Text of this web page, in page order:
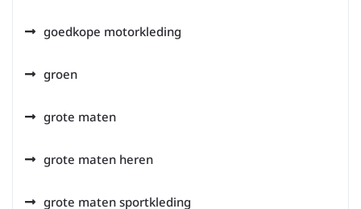
goedkope motorkleding
groen
grote maten
grote maten heren
grote maten sportkleding